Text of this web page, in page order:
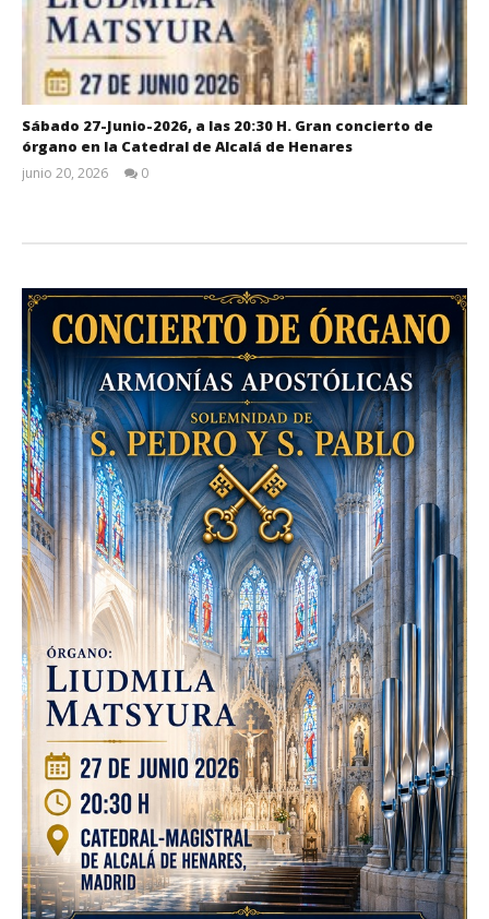
Sábado 27-Junio-2026, a las 20:30 H. Gran concierto de
órgano en la Catedral de Alcalá de Henares
junio 20, 2026
0